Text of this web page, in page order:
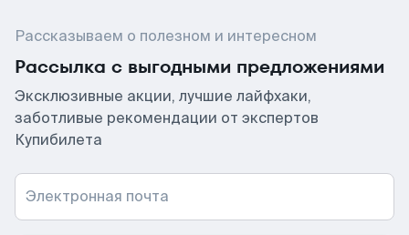
Рассказываем о полезном и интересном
Рассылка с выгодными предложениями
Эксклюзивные акции, лучшие лайфхаки,
заботливые рекомендации от экспертов
Купибилета
Электронная почта